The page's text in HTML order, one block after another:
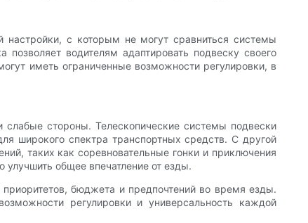
настройки, с которым не могут сравниться системы
позволяет водителям адаптировать подвеску своего
иметь ограниченные возможности регулировки, в
стороны. Телескопические системы подвески
широкого спектра транспортных средств. С другой
таких как соревновательные гонки и приключения
общее впечатление от езды.
бюджета и предпочтений во время езды.
регулировки и универсальность каждой